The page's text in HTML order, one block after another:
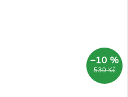
530 Kč
–10 %